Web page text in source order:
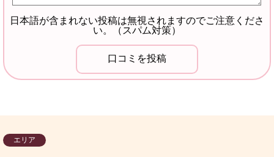
日本語が含まれない投稿は無視されますのでご注意くださ
い。（スパム対策）
エリア